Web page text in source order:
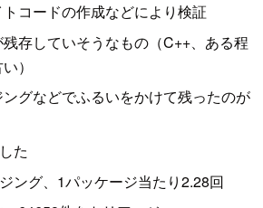
コードの作成などにより検証
存していそうなもの（C++、ある程
）
グなどでふるいをかけて残ったのが
た
ング、1パッケージ当たり2.28回